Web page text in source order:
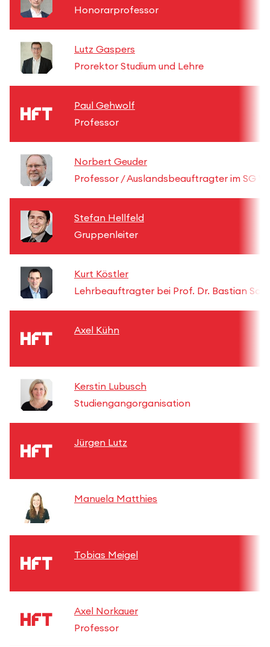
Honorarprofessor
Lutz Gaspers
Prorektor Studium und Lehre
Paul Gehwolf
Professor
Norbert Geuder
Professor / Auslandsbeauftragter im SG
Stefan Hellfeld
Gruppenleiter
Kurt Köstler
Lehrbeauftragter bei Prof. Dr. Bastian
Axel Kühn
Kerstin Lubusch
Studiengangorganisation
Jürgen Lutz
Manuela Matthies
Tobias Meigel
Axel Norkauer
Professor